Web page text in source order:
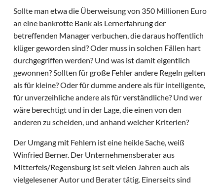
Sollte man etwa die Überweisung von 350 Millionen Euro
an eine bankrotte Bank als Lernerfahrung der
betreffenden Manager verbuchen, die daraus hoffentlich
klüger geworden sind? Oder muss in solchen Fällen hart
durchgegriffen werden? Und was ist damit eigentlich
gewonnen? Sollten für große Fehler andere Regeln gelten
als für kleine? Oder für dumme andere als für intelligente,
für unverzeihliche andere als für verständliche? Und wer
wäre berechtigt und in der Lage, die einen von den
anderen zu scheiden, und anhand welcher Kriterien?
Der Umgang mit Fehlern ist eine heikle Sache, weiß
Winfried Berner. Der Unternehmensberater aus
Mitterfels/Regensburg ist seit vielen Jahren auch als
vielgelesener Autor und Berater tätig. Einerseits sind